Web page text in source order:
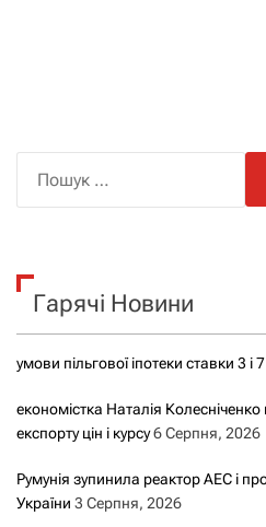
к
Гарячі Новини
умови пільгової іпотеки ставки 3 і 7
економістка Наталія
експорту цін і курсу6 Серпня, 2026
Румунія зупинила реактор АЕС і
України 3 Серпня, 2026